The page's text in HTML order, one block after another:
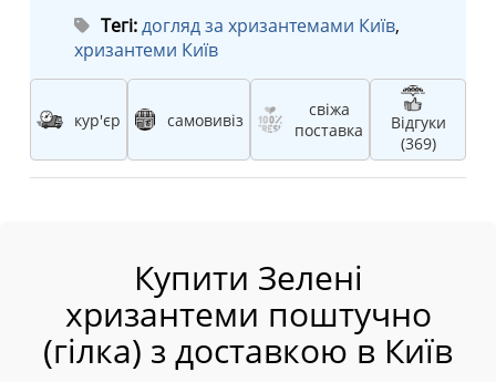
Тегі:догляд за хризантемами Київ,
хризантеми Київ
кур'єр самовивіз
свіжа
поставка
Відгуки
(369)
Купити Зелені
хризантеми поштучно
(гілка) з доставкою в Київ